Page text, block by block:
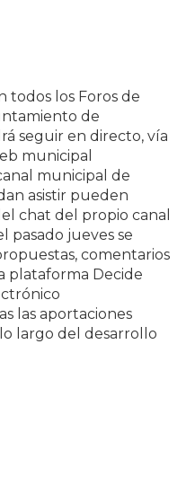
todos los Foros de
de
seguir en directo, vía
municipal
municipal de
asistir pueden
chat del propio canal
pasado jueves se
comentarios
plataforma Decide
las aportaciones
largo del desarrollo